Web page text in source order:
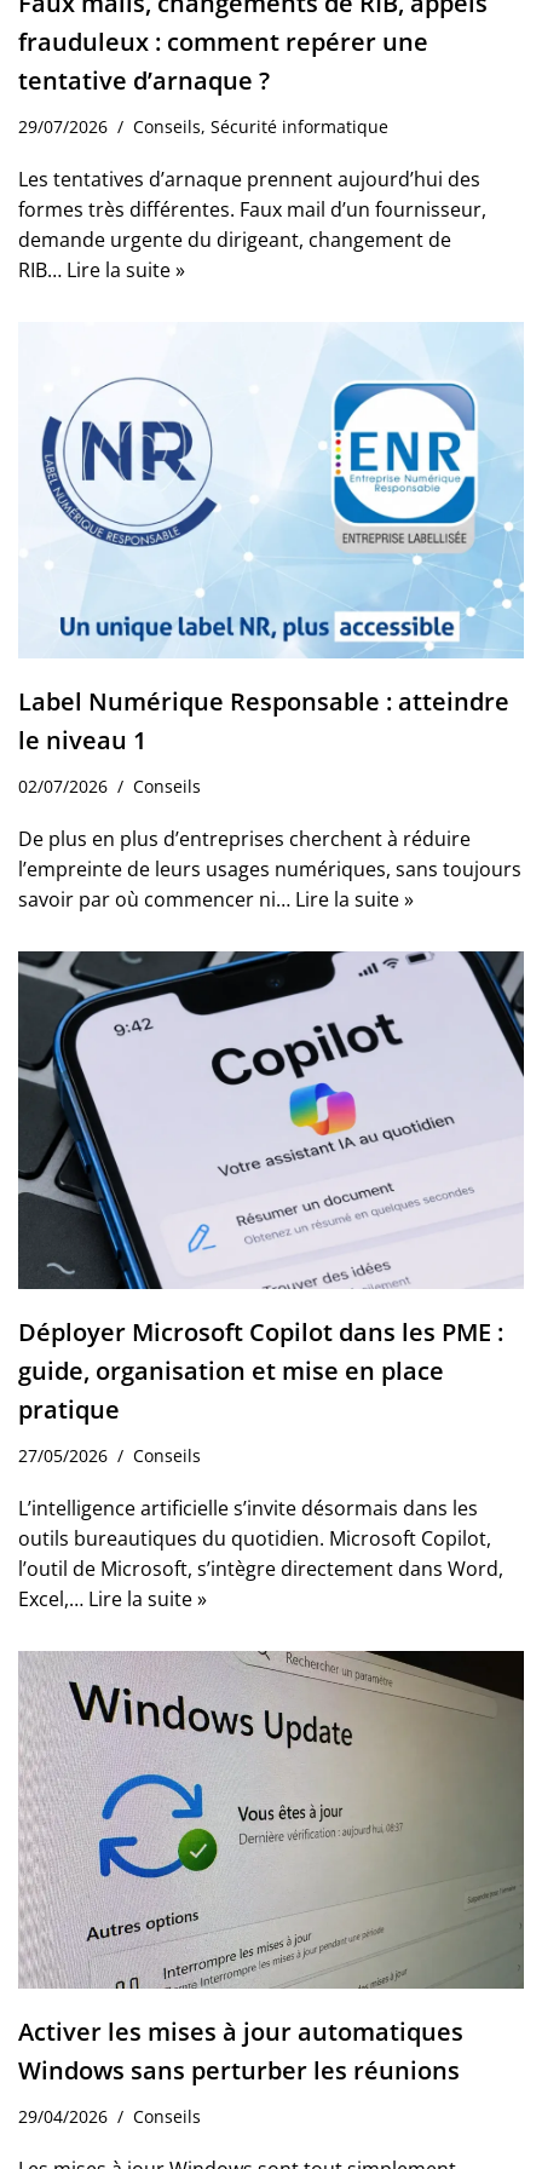
frauduleux : comment repérer une
tentative d’arnaque ?
29/07/2026 Conseils, Sécurité informatique
Les tentatives d’arnaque prennent aujourd’hui des
formes très différentes. Faux mail d’un fournisseur,
demande urgente du dirigeant, changement de
RIB… Lire la suite »
Label Numérique Responsable : atteindre
le niveau 1
02/07/2026 Conseils
De plus en plus d’entreprises cherchent à réduire
l’empreinte de leurs usages numériques, sans toujours
savoir par où commencer ni… Lire la suite »
Déployer Microsoft Copilot dans les PME :
guide, organisation et mise en place
pratique
27/05/2026 Conseils
L’intelligence artificielle s’invite désormais dans les
outils bureautiques du quotidien. Microsoft Copilot,
l’outil de Microsoft, s’intègre directement dans Word,
Excel,… Lire la suite »
Activer les mises à jour automatiques
Windows sans perturber les réunions
29/04/2026 Conseils